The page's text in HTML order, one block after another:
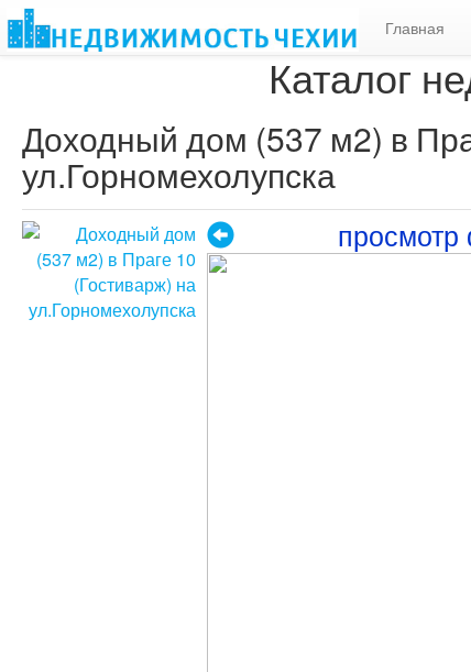
Главная
Каталог
Доходный дом (537 м2) в
ул.Горномехолупска
просмотр